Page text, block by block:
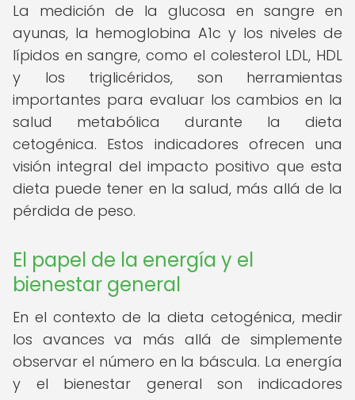
La medición de la glucosa en sangre en
ayunas, la hemoglobina A1c y los niveles de
lípidos en sangre, como el colesterol LDL, HDL
y los triglicéridos, son herramientas
importantes para evaluar los cambios en la
salud metabólica durante la dieta
cetogénica. Estos indicadores ofrecen una
visión integral del impacto positivo que esta
dieta puede tener en la salud, más allá de la
pérdida de peso.
El papel de la energía y el
bienestar general
En el contexto de la dieta cetogénica, medir
los avances va más allá de simplemente
observar el número en la báscula. La energía
y el bienestar general son indicadores